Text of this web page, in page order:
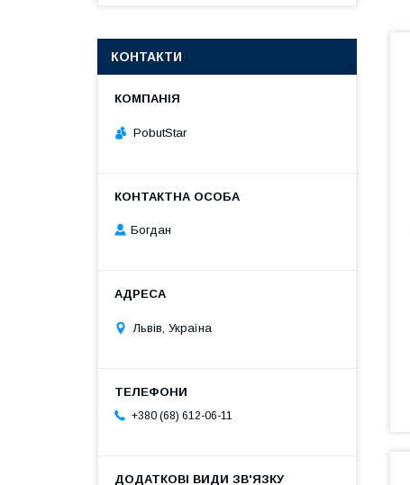
КОНТАКТИ
PobutStar
Богдан
Львів, Україна
+380 (68) 612-06-11